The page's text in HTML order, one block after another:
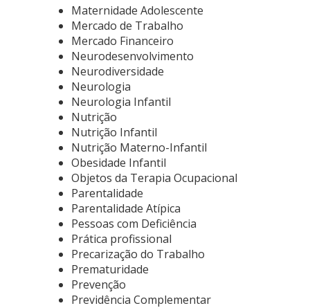
Maternidade Adolescente
Mercado de Trabalho
Mercado Financeiro
Neurodesenvolvimento
Neurodiversidade
Neurologia
Neurologia Infantil
Nutrição
Nutrição Infantil
Nutrição Materno-Infantil
Obesidade Infantil
Objetos da Terapia Ocupacional
Parentalidade
Parentalidade Atípica
Pessoas com Deficiência
Prática profissional
Precarização do Trabalho
Prematuridade
Prevenção
Previdência Complementar